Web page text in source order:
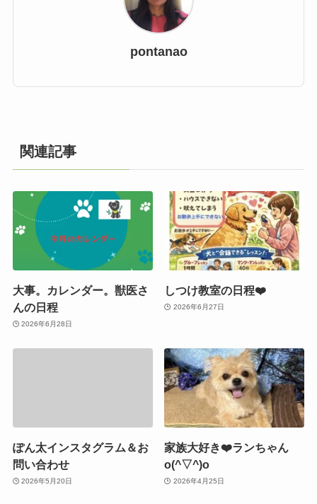
pontanao
関連記事
大事。カレンダー。獣医さ
んの日程
2026年6月28日
しつけ教室の日程❤️
2026年6月27日
ぽん太インスタグラム＆お
問い合わせ
2026年5月20日
家族大好き❤️ランちゃん
o(^▽^)o
2026年4月25日